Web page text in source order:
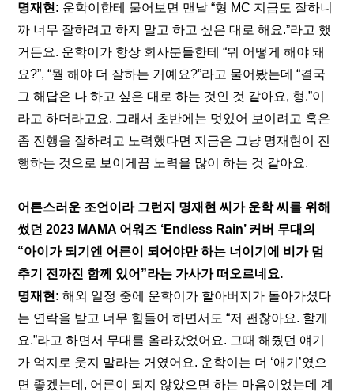
명재현: 운학이한테 물어보면 맨날 “형 MC 지금도 잘하니
까 너무 잘하려고 하지 말고 하고 싶은 대로 해요.”라고 했
거든요. 운학이가 항상 회사분들한테 “뭐 어떻게 해야 돼
요?”, “뭘 해야 더 잘하는 거예요?”라고 물어봤는데 “결국
그 해답은 나 하고 싶은 대로 하는 것인 것 같아요, 형.”이
라고 하더라고요. 그래서 초반에는 멋있어 보이려고 혹은
좀 진행을 잘하려고 노력했다면 지금은 그냥 명재현이 진
행하는 것으로 보이게끔 노력을 많이 하는 것 같아요.
어른스러운 조언이라 그런지 명재현 씨가 운학 씨를 위해
썼던 2023 MAMA 어워즈 ‘Endless Rain’ 커버 무대의
“아이가 되기엔 어른이 되어야만 하는 너이기에 비가 멈
추기 전까진 함께 있어”라는 가사가 떠오르네요.
명재현: 해외 일정 중에 운학이가 할아버지가 돌아가셨다
는 연락을 받고 너무 힘들어 하면서도 “저 괜찮아요. 할게
요.”라고 하면서 무대를 올라갔었어요. 그때 해줬던 얘기
가 억지로 웃지 말라는 거였어요. 운학이는 더 ‘애기’였으
면 좋겠는데, 어른이 되지 않았으면 하는 마음이었는데 계